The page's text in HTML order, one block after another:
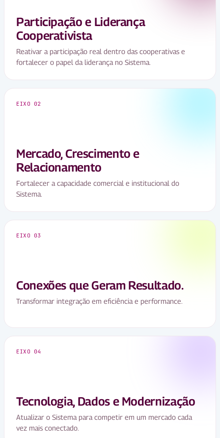
Participação e Liderança
Cooperativista
Reativar a participação real dentro das cooperativas e
fortalecer o papel da liderança no Sistema.
EIXO 02
Mercado, Crescimento e
Relacionamento
Fortalecer a capacidade comercial e institucional do
Sistema.
EIXO 03
Conexões que Geram Resultado.
Transformar integração em eficiência e performance.
EIXO 04
Tecnologia, Dados e Modernização
Atualizar o Sistema para competir em um mercado cada
vez mais conectado.